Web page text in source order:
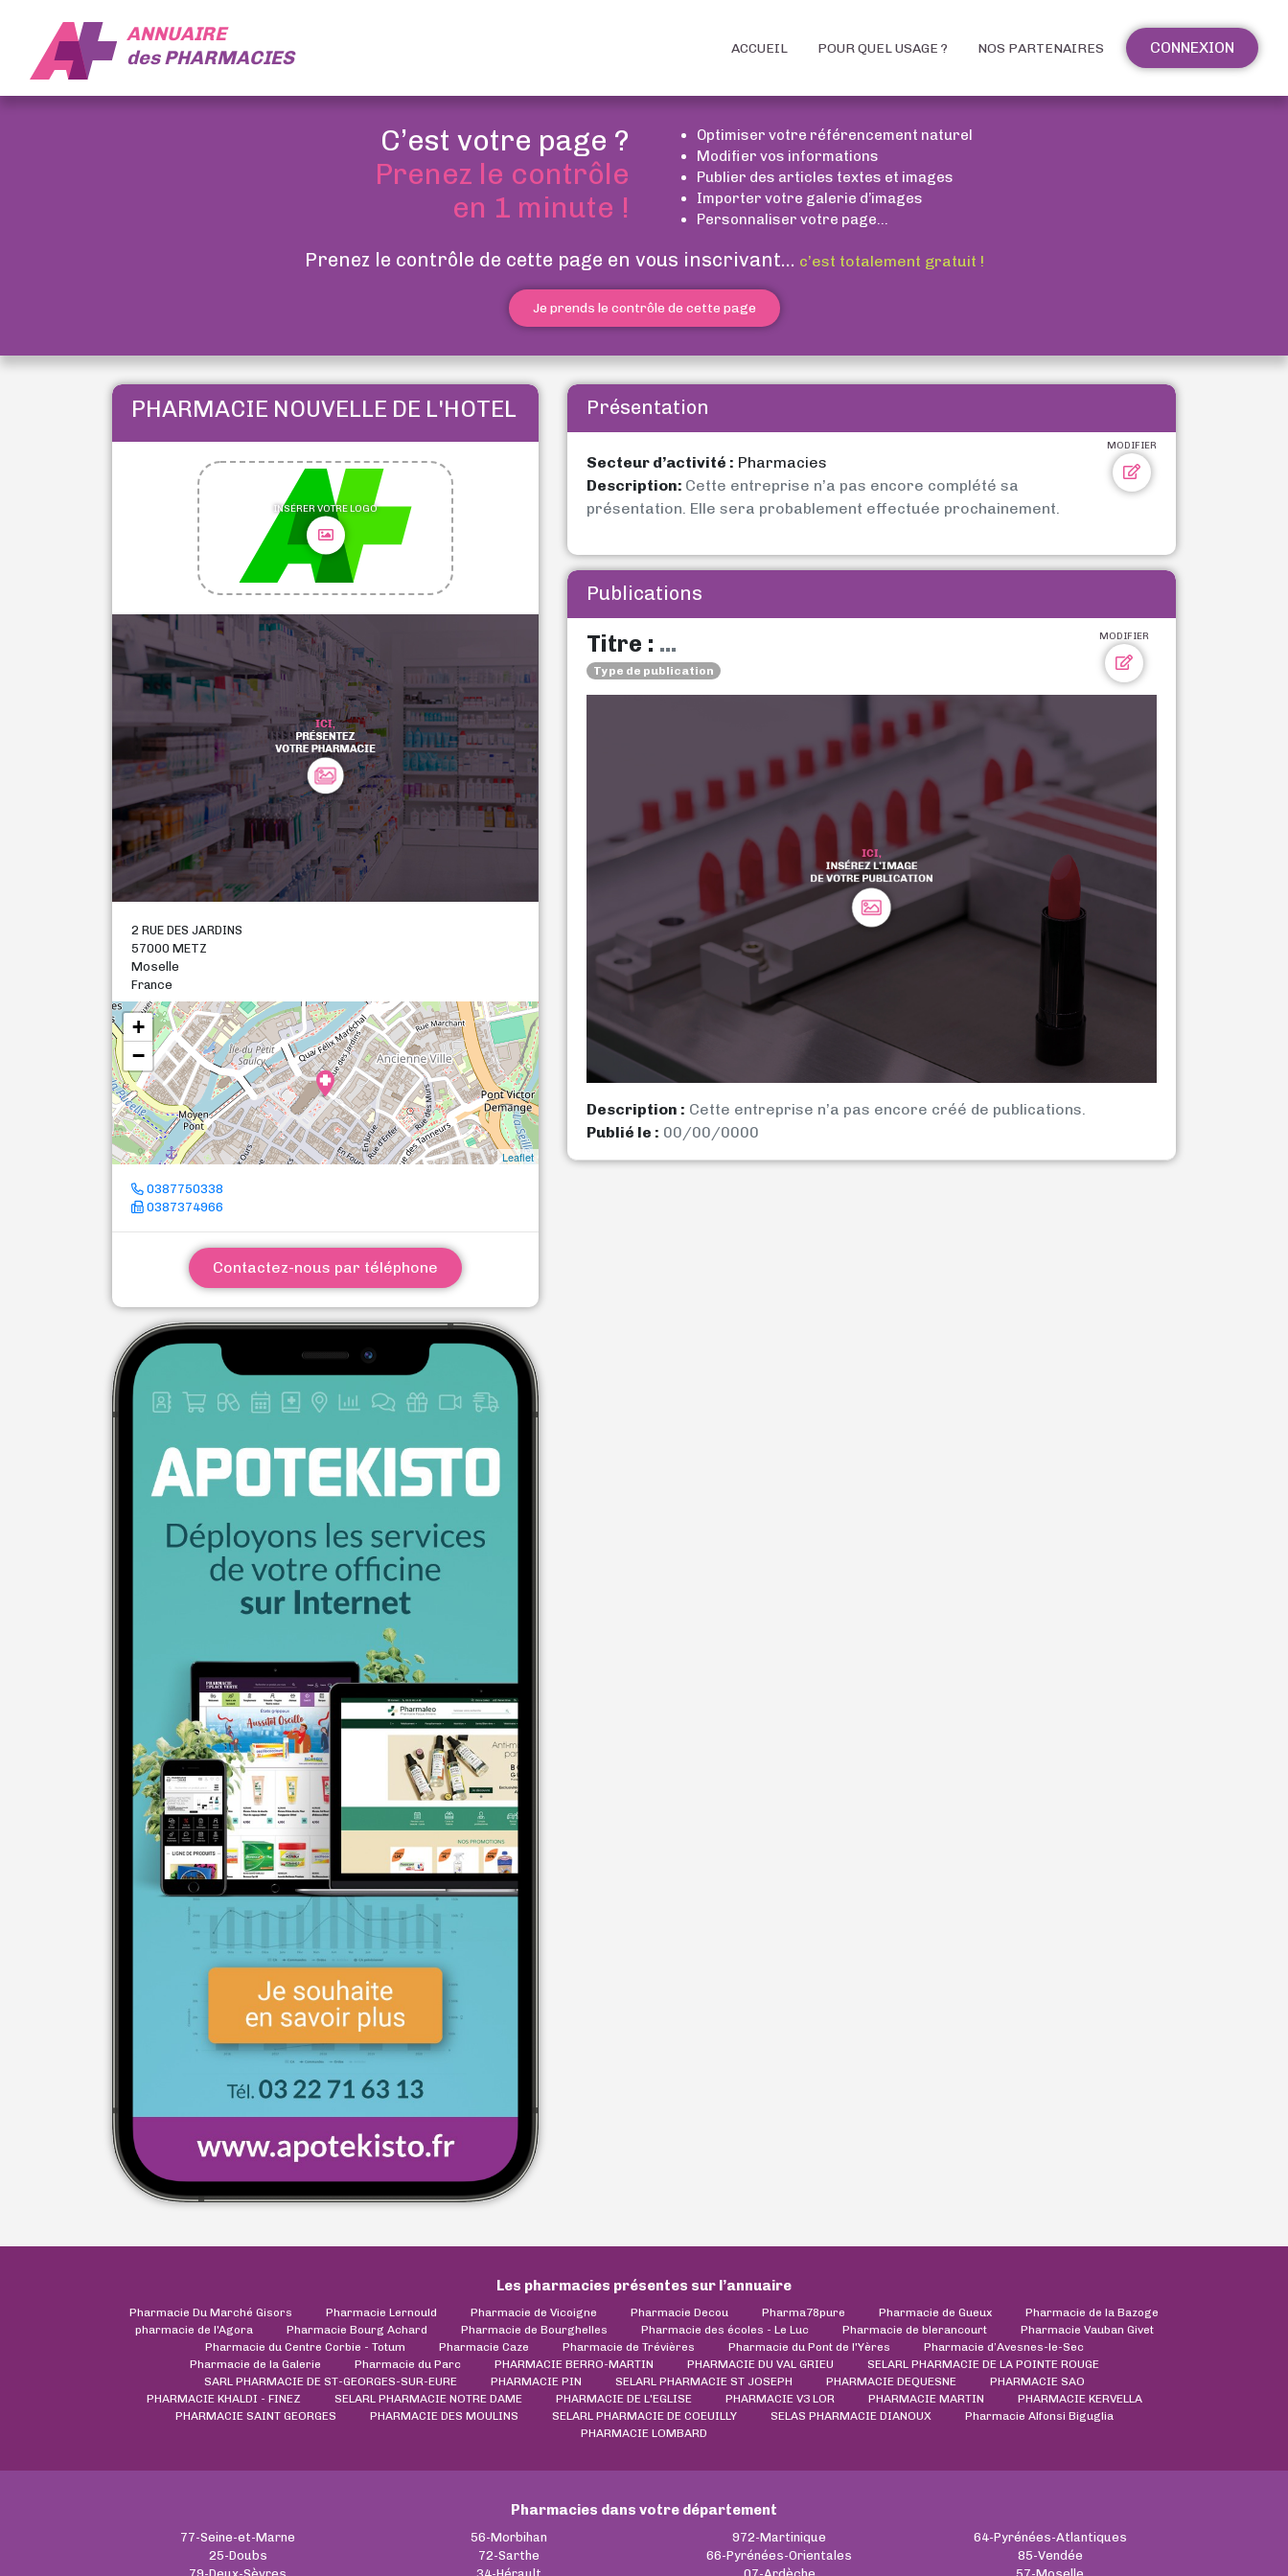
ANNUAIRE
desPHARMACIES ACCUEIL POUR QUEL USAGE ? NOS PARTENAIRES CONNEXION
C’est votre page ?
Prenez le contrôle
en 1 minute !
Optimiser votre référencement naturel
Modifier vos informations
Publier des articles textes et images
Importer votre galerie d’images
Personnaliser votre page...
Prenez le contrôle de cette page en vous inscrivant... c’est totalement gratuit !
Je prends le contrôle de cette page
PHARMACIE NOUVELLE DE L'HOTEL
INSÉRER VOTRE LOGO
2 RUE DES JARDINS
57000 METZ
Moselle
France
+
−
Leaflet
0387750338
0387374966
Contactez-nous par téléphone
Présentation
MODIFIER
Secteur d’activité : Pharmacies
Description: Cette entreprise n’a pas encore complété sa
présentation. Elle sera probablement effectuée prochainement.
Publications
MODIFIER
Titre : ...
Type de publication
Description : Cette entreprise n’a pas encore créé de publications.
Publié le : 00/00/0000
Les pharmacies présentes sur l’annuaire
Pharmacie Du Marché Gisors Pharmacie Lernould Pharmacie de Vicoigne Pharmacie Decou Pharma78pure Pharmacie de Gueux
Pharmacie de la Bazoge
pharmacie de l'Agora
Pharmacie Bourg Achard Pharmacie de Bourghelles Pharmacie des écoles - Le Luc Pharmacie de blerancourt
Pharmacie Vauban Givet
Pharmacie du Centre Corbie - Totum
Pharmacie Caze Pharmacie de Trévières Pharmacie du Pont de l'Yères
Pharmacie d’Avesnes-le-Sec
Pharmacie de la Galerie
Pharmacie du Parc PHARMACIE BERRO-MARTIN PHARMACIE DU VAL GRIEU
SELARL PHARMACIE DE LA POINTE ROUGE
SARL PHARMACIE DE ST-GEORGES-SUR-EURE
PHARMACIE PIN SELARL PHARMACIE ST JOSEPH PHARMACIE DEQUESNE
PHARMACIE SAO
PHARMACIE KHALDI - FINEZ
SELARL PHARMACIE NOTRE DAME PHARMACIE DE L'EGLISE PHARMACIE V3 LOR PHARMACIE MARTIN
PHARMACIE KERVELLA
PHARMACIE SAINT GEORGES
PHARMACIE DES MOULINS SELARL PHARMACIE DE COEUILLY SELAS PHARMACIE DIANOUX
Pharmacie Alfonsi Biguglia
PHARMACIE LOMBARD
Pharmacies dans votre département
77-Seine-et-Marne
25-Doubs
56-Morbihan
72-Sarthe
972-Martinique
66-Pyrénées-Orientales
64-Pyrénées-Atlantiques
85-Vendée